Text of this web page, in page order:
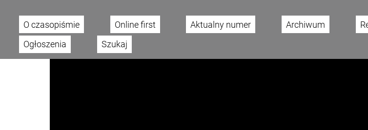
Main menu
O czasopiśmie Online first Aktualny numer Archiwum
Ogłoszenia
Szukaj